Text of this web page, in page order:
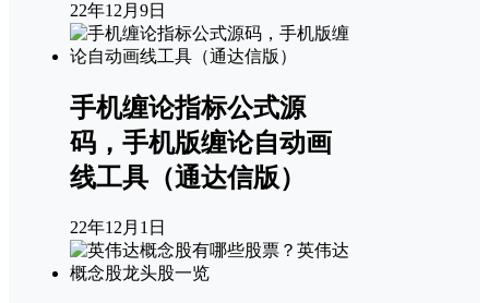
22年12月9日
手机缠论指标公式源
码，手机版缠论自动画
线工具（通达信版）
22年12月1日